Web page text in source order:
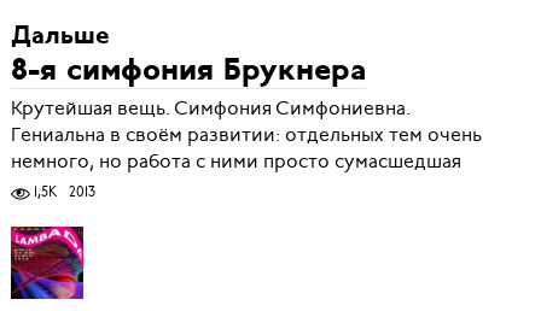
Дальше
8-я симфония Брукнера
Крутейшая вещь. Симфония Симфониевна.
Гениальна в своём развитии: отдельных тем очень
немного, но работа с ними просто сумасшедшая
1,5K 2013